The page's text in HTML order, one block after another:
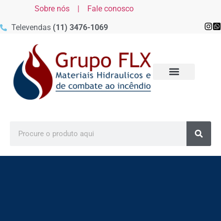
Sobre nós | Fale conosco
Televendas (11) 3476-1069